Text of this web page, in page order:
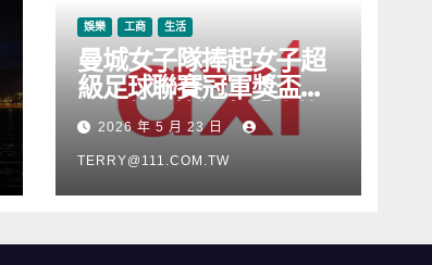
娛樂 工商 生活
曼城女子隊捧起女子超
級足球聯賽冠軍獎盃，
Axi 亦順勢推出「我的
根源」宣傳活動
2026 年 5 月 23 日
TERRY@111.COM.TW